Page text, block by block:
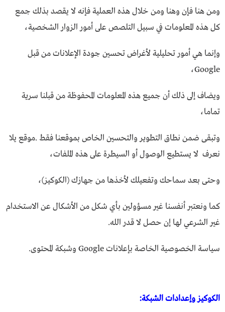
ومن هنا فإن وهنا ومن خلال هذه العملية فإنه لا يقصد بذلك جمع
كل هذه المعلومات في سبيل التلصص على أمور الزوار الشخصية،
وإنما هي أمور تحليلية لأغراض تحسين جودة الإعلانات من قبل
Google،
ويضاف إلى ذلك أن جميع هذه المعلومات المحفوظة من قبلنا سرية
تماما،
وتبقى ضمن نطاق التطوير والتحسين الخاص بموقعنا فقط .موقع يلا
نعرف لا يستطيع الوصول أو السيطرة على هذه الملفات،
وحتى بعد سماحك وتفعيلك لأخذها من جهازك (الكوكيز)،
كما ونعتبر أنفسنا غير مسؤولين بأي شكل من الأشكال عن الاستخدام
غير الشرعي لها إن حصل لا قدر الله.
سياسة الخصوصية الخاصة بإعلانات Google وشبكة المحتوى.
الكوكيز وإعدادات الشبكة: